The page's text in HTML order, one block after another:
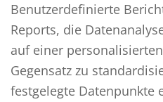
Benutzerdefinierte
Reports, die
auf einer
Gegensatz zu
festgelegte Datenpunkte